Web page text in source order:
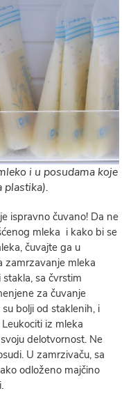
i u posudama koje
plastika).
ispravno čuvano! Da ne
mleka i kako bi se
čuvajte ga u
zamrzavanje mleka
sa čvrstim
za čuvanje
bolji od staklenih, i
iz mleka
delotvornost. Ne
U zamrzivaču, sa
odloženo majčino